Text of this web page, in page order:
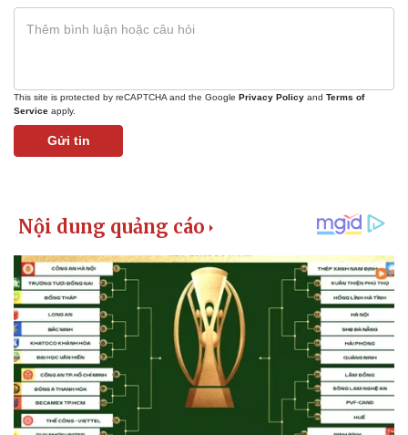
Kinh tế
Bất động sản
Khởi nghiệp
Thị trường
Giá vàng
Tiêu dùng
Tỷ giá
Chứng khoán
Giá cà phê
This site is protected by reCAPTCHA and the Google Privacy Policy and Terms of
Service apply.
Gửi tin